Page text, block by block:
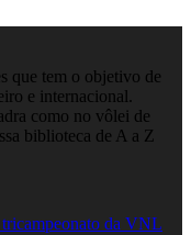
que tem o objetivo de
e internacional.
como no vôlei de
biblioteca de A a Z
da VNL